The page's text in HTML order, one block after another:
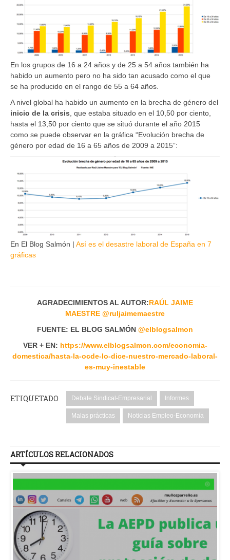
En los grupos de 16 a 24 años y de 25 a 54 años también ha
habido un aumento pero no ha sido tan acusado como el que
se ha producido en el rango de 55 a 64 años.
A nivel global ha habido un aumento en la brecha de género del
inicio de la crisis, que estaba situado en el 10,50 por ciento,
hasta el 13,50 por ciento que se situó durante el año 2015
como se puede observar en la gráfica “Evolución brecha de
género por edad de 16 a 65 años de 2009 a 2015”:
En El Blog Salmón | Así es el desastre laboral de España en 7
gráficas
AGRADECIMIENTOS AL AUTOR:RAÚL JAIME
MAESTRE @ruljaimemaestre
FUENTE: EL BLOG SALMÓN @elblogsalmon
VER + EN: https://www.elblogsalmon.com/economia-
domestica/hasta-la-ocde-lo-dice-nuestro-mercado-laboral-
es-muy-inestable
ETIQUETADO Debate Sindical-Empresarial Informes
Malas prácticas Noticias Empleo-Economía
ARTÍCULOS RELACIONADOS